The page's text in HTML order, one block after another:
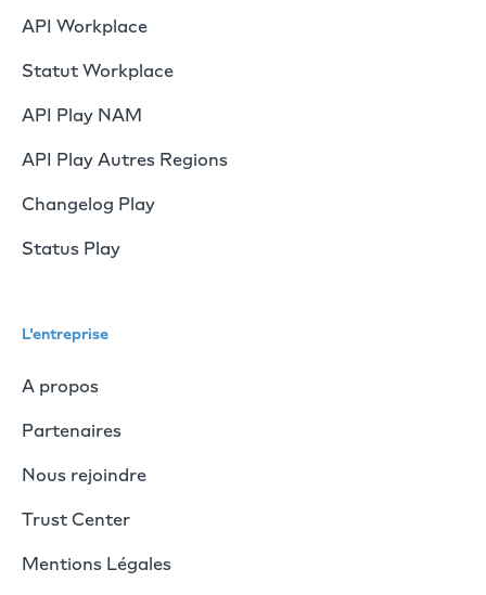
API Workplace
Statut Workplace
API Play NAM
API Play Autres Regions
Changelog Play
Status Play
L'entreprise
A propos
Partenaires
Nous rejoindre
Trust Center
Mentions Légales